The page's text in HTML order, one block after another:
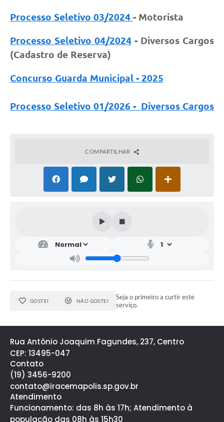
Processo Seletivo 03/2024 - Motorista
Processo Seletivo 04/2024 - Diversos Cargos
(Cadastro de Reserva)
Concurso Guarda Municipal - 2025
Processo Seletivo 01/2026 - Diversos Cargos
COMPARTILHAR
GOSTEI NÃO GOSTEI
Seja o primeiro a curtir este
serviço.
Rua Antônio Joaquim Fagundes, 237, Centro
CEP: 13495-047
Contato
(19) 3456-9200
contato@iracemapolis.sp.gov.br
Atendimento
Funcionamento: das 8h às 17h; Atendimento à
população das 08h às 15h30